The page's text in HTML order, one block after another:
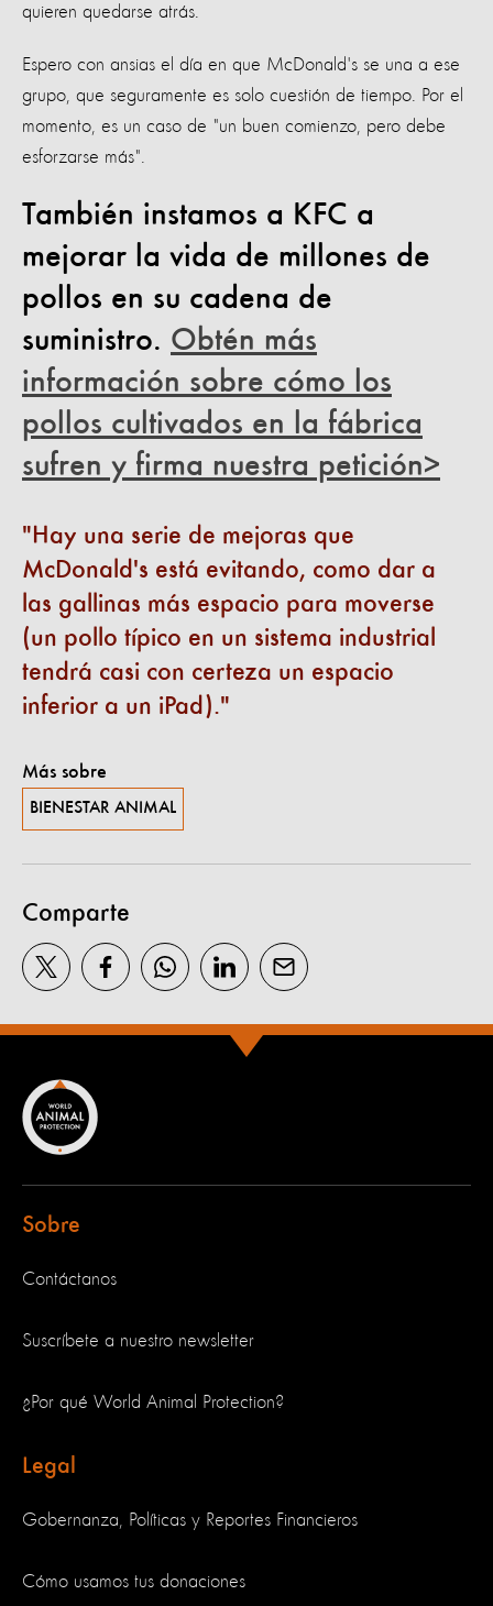
quieren quedarse atrás.
Espero con ansias el día en que McDonald's se una a ese
grupo, que seguramente es solo cuestión de tiempo. Por el
momento, es un caso de "un buen comienzo, pero debe
esforzarse más".
También instamos a KFC a
mejorar la vida de millones de
pollos en su cadena de
suministro. Obtén más
información sobre cómo los
pollos cultivados en la fábrica
sufren y firma nuestra petición>
Hay una serie de mejoras que
McDonald's está evitando, como dar a
las gallinas más espacio para moverse
(un pollo típico en un sistema industrial
tendrá casi con certeza un espacio
inferior a un iPad).
Más sobre
BIENESTAR ANIMAL
Comparte
Sobre
Contáctanos
Suscríbete a nuestro newsletter
¿Por qué World Animal Protection?
Legal
Gobernanza, Políticas y Reportes Financieros
Cómo usamos tus donaciones